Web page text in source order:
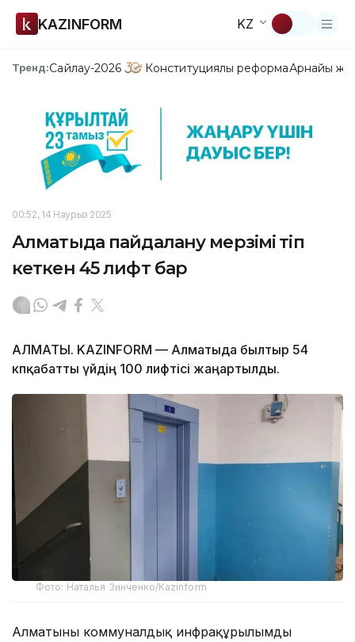
KAZINFORM KZ
Тренд:Сайлау-2026 Конституциялық реформаАрнайы
00:52, 14 Наурыз 2025
Алматыда пайдалану мерзімі өтіп
кеткен 45 лифт бар
АЛМАТЫ. KAZINFORM — Алматыда былтыр 54
көпқабатты үйдің 100 лифтісі жаңартылды.
Фото: Наталья Зинченко/Kazinform
Алматының коммуналдық инфрақұрылымды